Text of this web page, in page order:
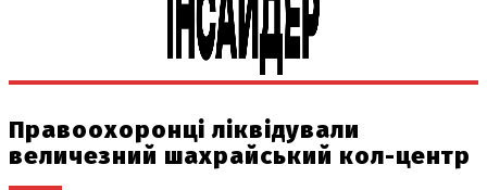
Правоохоронці ліквідували
величезний шахрайський кол-центр